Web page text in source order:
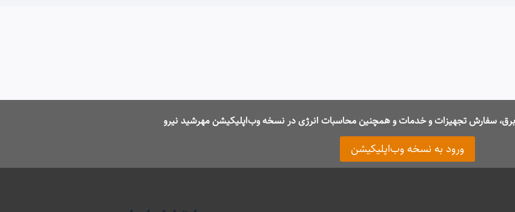
سفارش تجهیزات و خدمات و همچنین محاسبات انرژی در نسخه وب‌اپلیکیشن مهرشید نیرو
ورود به نسخه وب‌اپلیکیشن